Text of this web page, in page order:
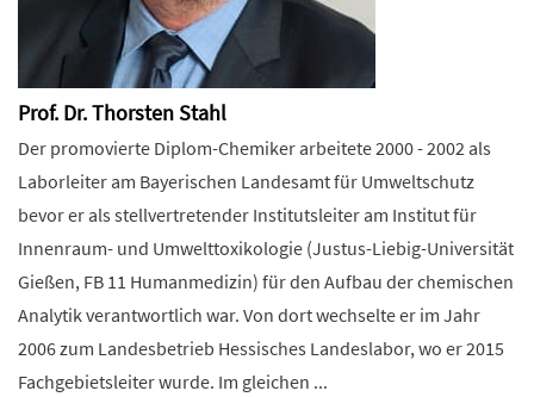
Prof. Dr. Thorsten Stahl
Der promovierte Diplom-Chemiker arbeitete 2000 - 2002 als
Laborleiter am Bayerischen Landesamt für Umweltschutz
bevor er als stellvertretender Institutsleiter am Institut für
Innenraum- und Umwelttoxikologie (Justus-Liebig-Universität
Gießen, FB 11 Humanmedizin) für den Aufbau der chemischen
Analytik verantwortlich war. Von dort wechselte er im Jahr
2006 zum Landesbetrieb Hessisches Landeslabor, wo er 2015
Fachgebietsleiter wurde. Im gleichen ...